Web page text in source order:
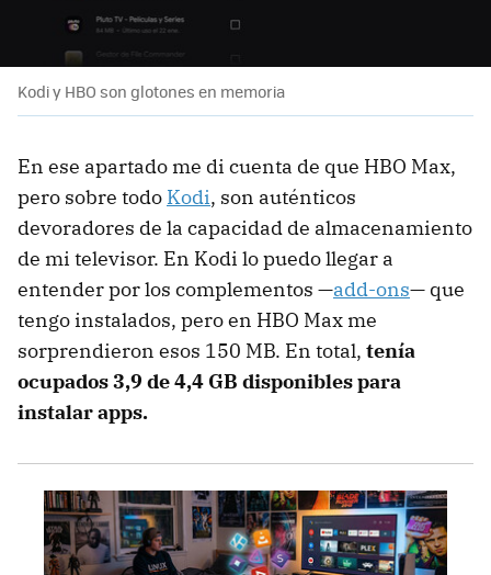
Kodi y HBO son glotones en memoria
En ese apartado me di cuenta de que HBO Max,
pero sobre todo Kodi, son auténticos
devoradores de la capacidad de almacenamiento
de mi televisor. En Kodi lo puedo llegar a
entender por los complementos —add-ons— que
tengo instalados, pero en HBO Max me
sorprendieron esos 150 MB. En total, tenía
ocupados 3,9 de 4,4 GB disponibles para
instalar apps.